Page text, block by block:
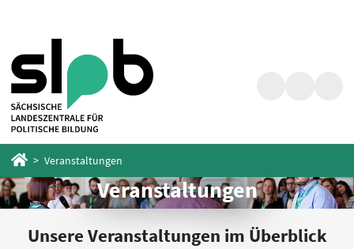
springen
springen
Startseite
Veranstaltungen
Veranstaltungen
Unsere Veranstaltungen im Überblick